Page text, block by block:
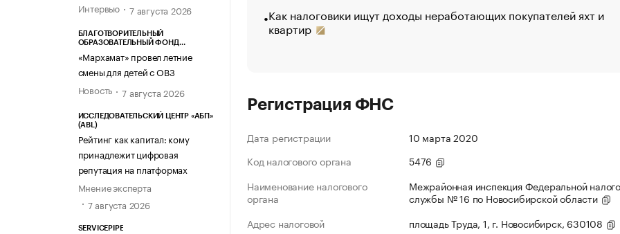
Интервью
7 августа 2026
БЛАГОТВОРИТЕЛЬНЫЙ
ОБРАЗОВАТЕЛЬНЫЙ ФОНД
«Мархамат» провел летние
смены для детей с ОВЗ
Новость
7 августа 2026
ИССЛЕДОВАТЕЛЬСКИЙ ЦЕНТР «АБП»
(ABL)
Рейтинг как капитал: кому
принадлежит цифровая
репутация на платформах
Мнение эксперта
7 августа 2026
SERVICEPIPE
Как налоговики ищут доходы неработающих покупателей яхт и
квартир
Регистрация ФНС
Дата регистрации
10 марта 2020
Код налогового органа
5476
Наименование налогового
органа
Межрайонная инспекция Федеральной
службы № 16 по Новосибирской области
Адрес налоговой
площадь Труда, 1, г. Новосибирск, 630108